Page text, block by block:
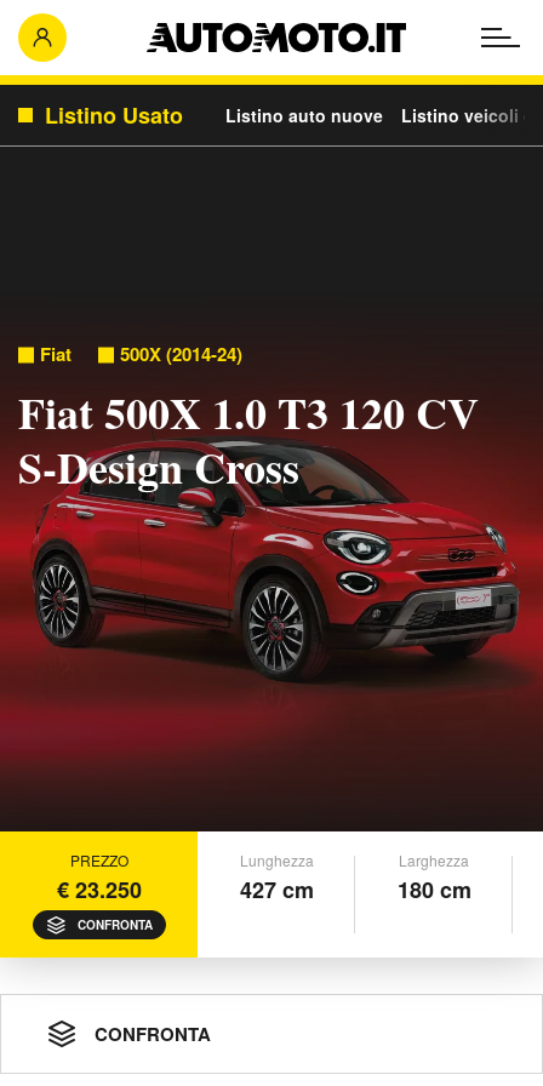
Listino Usato Listino auto nuove Listino veicoli
Fiat 500X (2014-24)
Fiat 500X 1.0 T3 120 CV
S-Design Cross
PREZZO
€ 23.250
CONFRONTA
Lunghezza
427 cm
Larghezza
180 cm
CONFRONTA